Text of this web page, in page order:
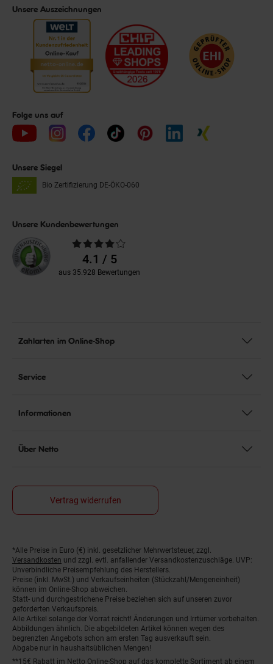
Unsere Auszeichnungen
Folge uns auf
Unsere Siegel
Bio Zertifizierung DE-ÖKO-060
Unsere Kundenbewertungen
Durchschnittliche
Bewertungen4.1 / 5
aus 35.928 Bewertungen
Zahlarten im Online-Shop
Service
Informationen
Über Netto
Vertrag widerrufen
Fußnoten
*Alle Preise in Euro (€) inkl. gesetzlicher Mehrwertsteuer, zzgl.
Versandkosten und zzgl. evtl. anfallender Versandkostenzuschläge. UVP:
Unverbindliche Preisempfehlung des Herstellers.
Preise (inkl. MwSt.) und Verkaufseinheiten (Stückzahl/Mengeneinheit)
können im Online-Shop abweichen.
Statt- und durchgestrichene Preise beziehen sich auf unseren zuvor
geforderten Verkaufspreis.
Alle Artikel solange der Vorrat reicht! Änderungen und Irrtümer vorbehalten.
Abbildungen ähnlich. Die abgebildeten Artikel können wegen des
begrenzten Angebots schon am ersten Tag ausverkauft sein.
Abgabe nur in haushaltsüblichen Mengen!
**15€ Rabatt im Netto Online-Shop auf das komplette Sortiment ab einem